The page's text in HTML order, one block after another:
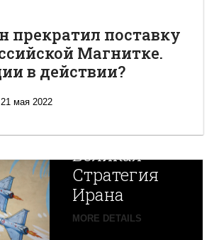
прекратил поставку
Магнитке.
в действии?
21 мая 2022
Новая
Великая
Стратегия
Ирана
MORE DETAILS
Путин